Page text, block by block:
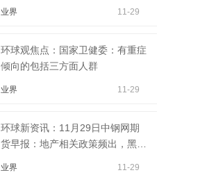
业界 11-29
环球观焦点：国家卫健委：有重症
倾向的包括三方面人群
业界 11-29
环球新资讯：11月29日中钢网期
货早报：地产相关政策频出，黑色
业界 11-29